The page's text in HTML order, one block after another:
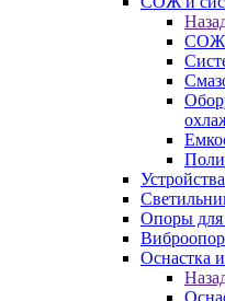
СОЖ
Опоры для
Оснастка